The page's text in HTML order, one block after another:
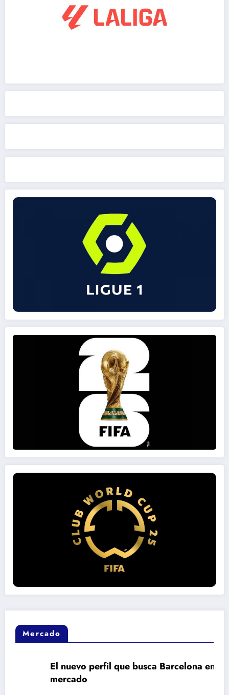
Mercado
El nuevo perfil que busca Barcelona en el
mercado